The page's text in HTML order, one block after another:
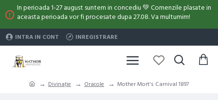
In perioada 1-27 august suntem in concediu 💚 Comenzile plasate in
aceasta perioada vor fi procesate dupa 27.08. Va multumim!
INTRA IN CONT INREGISTRARE
Divinație Oracole Mother Mort's Carnival 1897